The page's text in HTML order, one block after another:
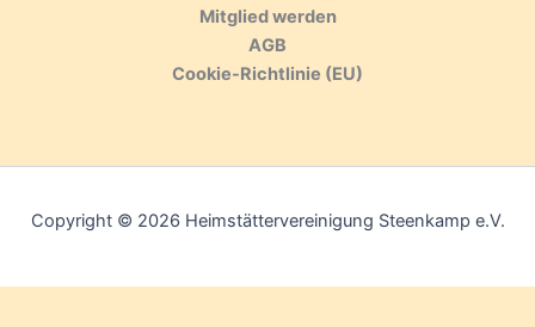
Mitglied werden
AGB
Cookie-Richtlinie (EU)
Copyright © 2026 Heimstättervereinigung Steenkamp e.V.